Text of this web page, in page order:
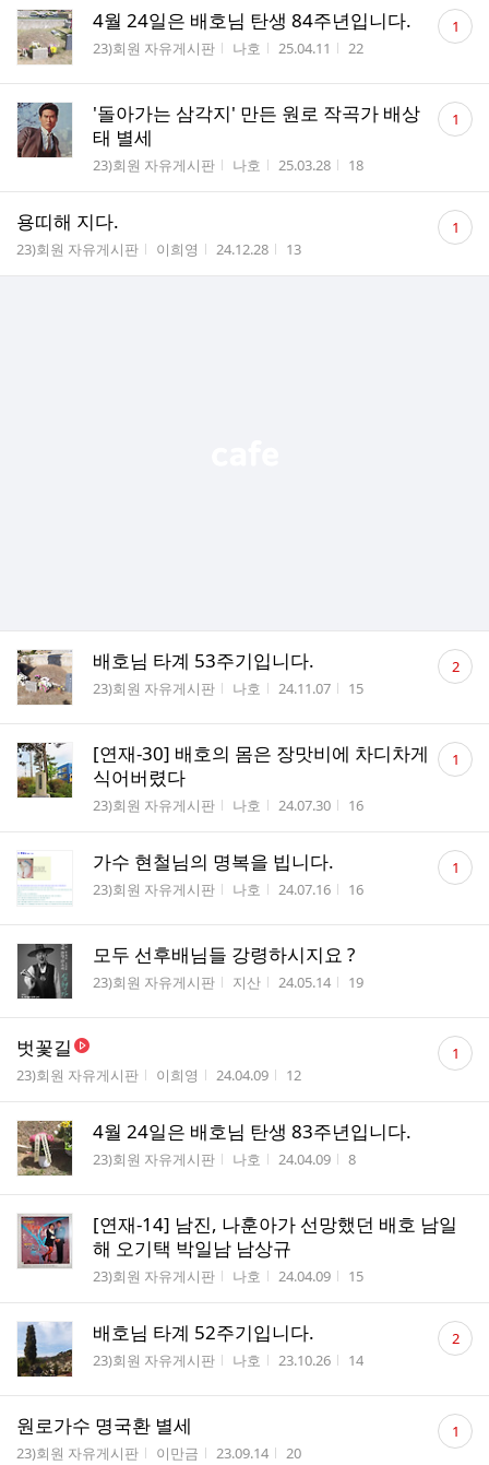
4월 24일은 배호님 탄생 84주년입니다.
게시판명
23)회원 자유게시판 작성자
나호 작성시간
25.04.11 조회수
22
댓
글 1
'돌아가는 삼각지' 만든 원로 작곡가 배상
태 별세
게시판명
23)회원 자유게시판 작성자
나호 작성시간
25.03.28 조회수
18
댓
글 1
용띠해 지다.
게시판명
23)회원 자유게시판 작성자
이희영 작성시간
24.12.28 조회수
13
댓
글 1
배호님 타계 53주기입니다.
게시판명
23)회원 자유게시판 작성자
나호 작성시간
24.11.07 조회수
15
댓
글 2
[연재-30] 배호의 몸은 장맛비에 차디차게
식어버렸다
게시판명
23)회원 자유게시판 작성자
나호 작성시간
24.07.30 조회수
16
댓
글 1
가수 현철님의 명복을 빕니다.
게시판명
23)회원 자유게시판 작성자
나호 작성시간
24.07.16 조회수
16
댓
글 1
모두 선후배님들 강령하시지요 ?
게시판명
23)회원 자유게시판 작성자
지산 작성시간
24.05.14 조회수
19
벗꽃길
게시판명
23)회원 자유게시판 작성자
이희영 작성시간
24.04.09 조회수
12
댓
글 1
4월 24일은 배호님 탄생 83주년입니다.
게시판명
23)회원 자유게시판 작성자
나호 작성시간
24.04.09 조회수
8
[연재-14] 남진, 나훈아가 선망했던 배호 남일
해 오기택 박일남 남상규
게시판명
23)회원 자유게시판 작성자
나호 작성시간
24.04.09 조회수
15
배호님 타계 52주기입니다.
게시판명
23)회원 자유게시판 작성자
나호 작성시간
23.10.26 조회수
14
댓
글 2
원로가수 명국환 별세
게시판명
23)회원 자유게시판 작성자
이만금 작성시간
23.09.14 조회수
20
댓
글 1